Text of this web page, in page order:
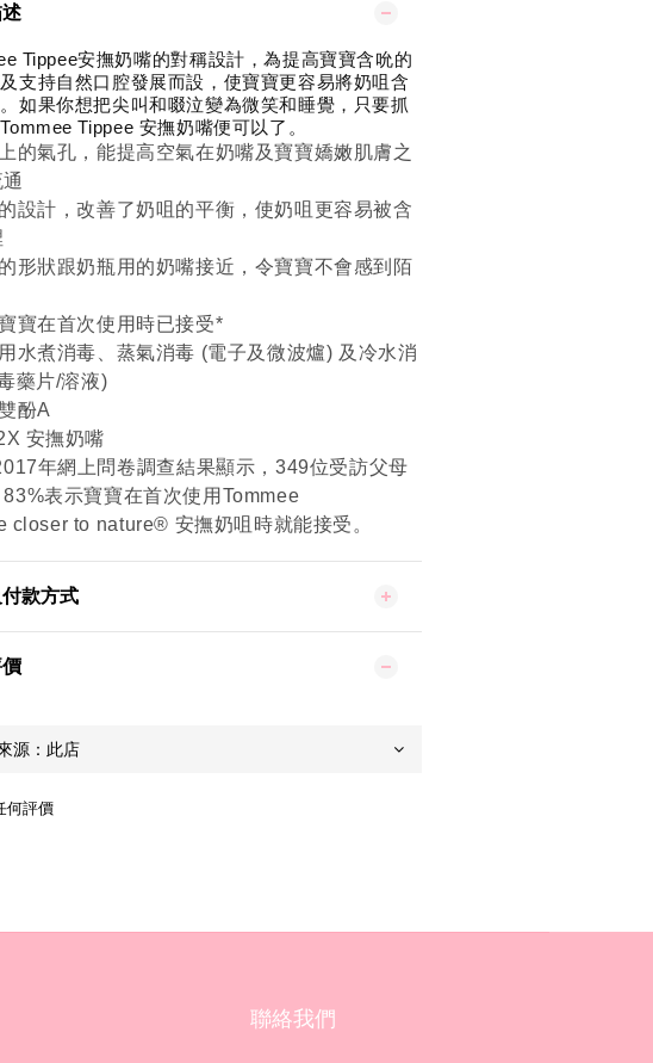
Tippee安撫奶嘴的對稱設計，為提高寶寶含吮的
支持自然口腔發展而設，使寶寶更容易將奶咀含
如果你想把尖叫和啜泣變為微笑和睡覺，只要抓
Tippee 安撫奶嘴便可以了。
的氣孔，能提高空氣在奶嘴及寶寶嬌嫩肌膚之
設計，改善了奶咀的平衡，使奶咀更容易被含
形狀跟奶瓶用的奶嘴接近，令寶寶不會感到陌
寶在首次使用時已接受*
水煮消毒、蒸氣消毒 (電子及微波爐) 及冷水消
藥片/溶液)
酚A
安撫奶嘴
年網上問卷調查結果顯示，349位受訪父母
83%表示寶寶在首次使用Tommee
closer to nature® 安撫奶咀時就能接受。
款方式
何評價
聯絡我們